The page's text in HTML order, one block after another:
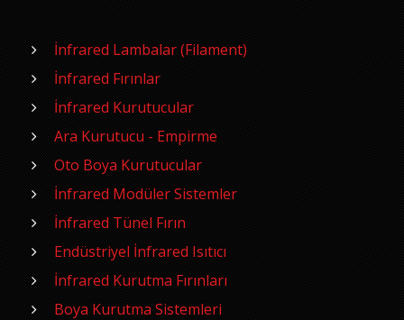
İnfrared Lambalar (Filament)
İnfrared Fırınlar
İnfrared Kurutucular
Ara Kurutucu - Empirme
Oto Boya Kurutucular
İnfrared Modüler Sistemler
İnfrared Tünel Fırın
Endüstriyel İnfrared Isıtıcı
İnfrared Kurutma Fırınları
Boya Kurutma Sistemleri